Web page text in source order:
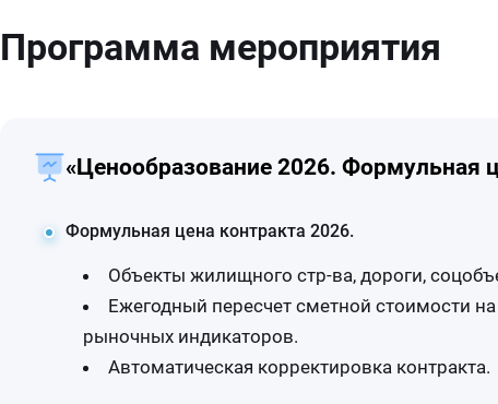
Программа мероприятия
«Ценообразование 2026. Формульная
Формульная цена контракта 2026.
Объекты жилищного стр-ва, дороги,
Ежегодный пересчет сметной стоимости
рыночных индикаторов.
Автоматическая корректировка контракта.